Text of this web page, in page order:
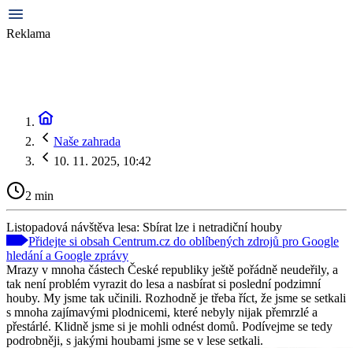
Reklama
Naše zahrada
10. 11. 2025, 10:42
2 min
Listopadová návštěva lesa: Sbírat lze i netradiční houby
Přidejte si obsah Centrum.cz do oblíbených zdrojů pro Google
hledání a Google zprávy
Mrazy v mnoha částech České republiky ještě pořádně neudeřily, a
tak není problém vyrazit do lesa a nasbírat si poslední podzimní
houby. My jsme tak učinili. Rozhodně je třeba říct, že jsme se setkali
s mnoha zajímavými plodnicemi, které nebyly nijak přemrzlé a
přestárlé. Klidně jsme si je mohli odnést domů. Podívejme se tedy
podrobněji, s jakými houbami jsme se v lese setkali.